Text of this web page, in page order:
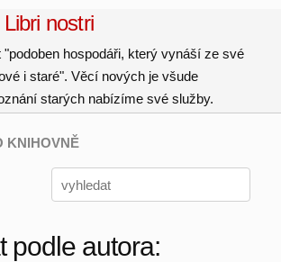
nostri
"podoben hospodáři, který vynáší ze své
i staré". Věcí nových je všude
starých nabízíme své služby.
KNIHOVNĚ
podle autora: